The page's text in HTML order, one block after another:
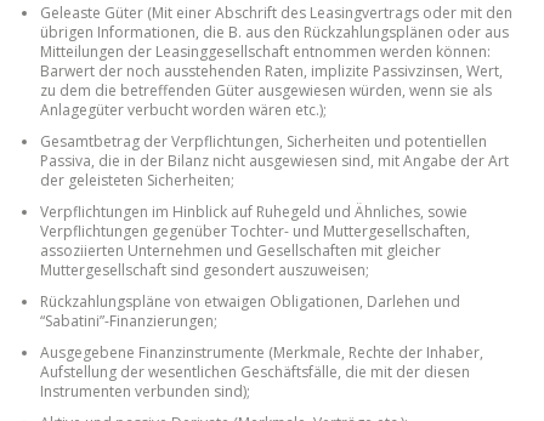
Geleaste Güter (Mit einer Abschrift des Leasingvertrags oder mit den
übrigen Informationen, die B. aus den Rückzahlungsplänen oder aus
Mitteilungen der Leasinggesellschaft entnommen werden können:
Barwert der noch ausstehenden Raten, implizite Passivzinsen, Wert,
zu dem die betreffenden Güter ausgewiesen würden, wenn sie als
Anlagegüter verbucht worden wären etc.);
Gesamtbetrag der Verpflichtungen, Sicherheiten und potentiellen
Passiva, die in der Bilanz nicht ausgewiesen sind, mit Angabe der Art
der geleisteten Sicherheiten;
Verpflichtungen im Hinblick auf Ruhegeld und Ähnliches, sowie
Verpflichtungen gegenüber Tochter- und Muttergesellschaften,
assoziierten Unternehmen und Gesellschaften mit gleicher
Muttergesellschaft sind gesondert auszuweisen;
Rückzahlungspläne von etwaigen Obligationen, Darlehen und
“Sabatini”-Finanzierungen;
Ausgegebene Finanzinstrumente (Merkmale, Rechte der Inhaber,
Aufstellung der wesentlichen Geschäftsfälle, die mit der diesen
Instrumenten verbunden sind);